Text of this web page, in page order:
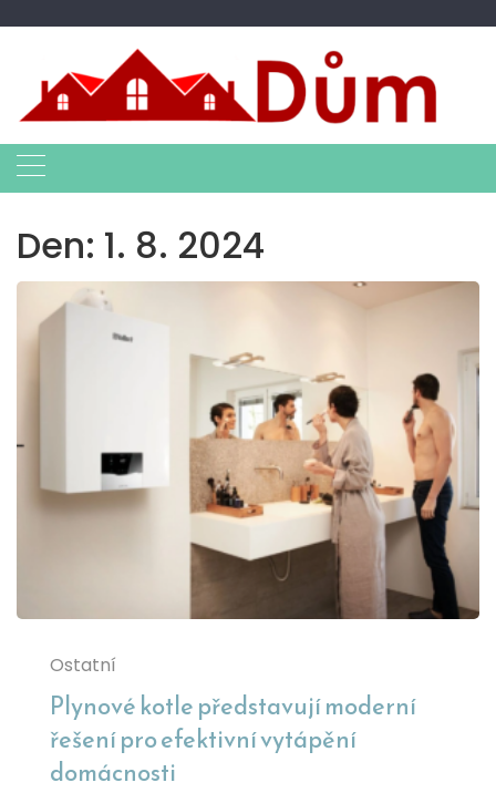
Den: 1. 8. 2024
Ostatní
Plynové kotle představují moderní
řešení pro efektivní vytápění
domácnosti